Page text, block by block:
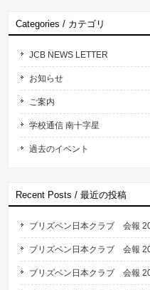
Categories / カテゴリ
JCB NEWS LETTER
お知らせ
ご案内
学校通信 南十字星
過去のイベント
Recent Posts / 最近の投稿
ブリズベン日本クラブ 会報
ブリズベン日本クラブ 会報
ブリズベン日本クラブ 会報